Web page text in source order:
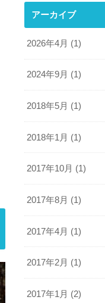
アーカイブ
2026年4月 (1)
2024年9月 (1)
2018年5月 (1)
2018年1月 (1)
2017年10月 (1)
2017年8月 (1)
2017年4月 (1)
2017年2月 (1)
2017年1月 (2)